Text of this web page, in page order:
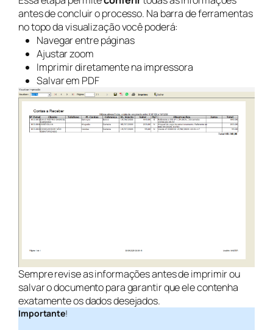
antes de concluir o processo. Na barra de ferramentas
no topo da visualização você poderá:
Navegar entre páginas
Ajustar zoom
Imprimir diretamente na impressora
Salvar em PDF
Sempre revise as informações antes de imprimir ou
salvar o documento para garantir que ele contenha
exatamente os dados desejados.
Importante!